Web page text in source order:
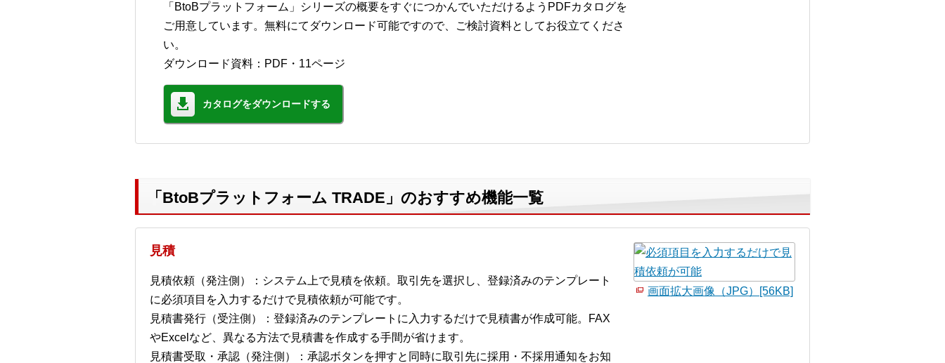
「BtoBプラットフォーム」シリーズの概要をすぐにつかんでいただけるようPDFカタログを
ご用意しています。無料にてダウンロード可能ですので、ご検討資料としてお役立てくださ
い。
ダウンロード資料：PDF・11ページ
カタログをダウンロードする
「BtoBプラットフォーム TRADE」のおすすめ機能一覧
見積
見積依頼（発注側）：システム上で見積を依頼。取引先を選択し、登録済みのテンプレート
に必須項目を入力するだけで見積依頼が可能です。
見積書発行（受注側）：登録済みのテンプレートに入力するだけで見積書が作成可能。FAX
やExcelなど、異なる方法で見積書を作成する手間が省けます。
見積書受取・承認（発注側）：承認ボタンを押すと同時に取引先に採用・不採用通知をお知
画面拡大画像（JPG）[56KB]